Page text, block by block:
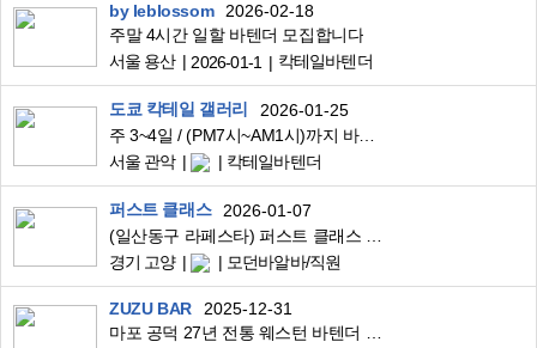
by leblossom
2026-02-18
주말 4시간 일할 바텐더 모집합니다
서울 용산
2026-01-1 칵테일바텐더
도쿄 칵테일 갤러리
2026-01-25
주 3~4일 / (PM7시~AM1시)까지 바텐더 구합니다. (약간의 조정 가능)
서울 관악
칵테일바텐더
퍼스트 클래스
2026-01-07
(일산동구 라페스타) 퍼스트 클래스 Bar 직원 모집 (신규 오픈)
경기 고양
모던바알바/직원
ZUZU BAR
2025-12-31
마포 공덕 27년 전통 웨스턴 바텐더 모집